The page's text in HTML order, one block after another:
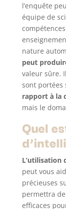
l’enquête
équipe de
nature
peut
valeur sûre.
sont portées
rapport à la
mais le
Quel
L’utilisation
peut vous
précieuses
permettra
efficaces